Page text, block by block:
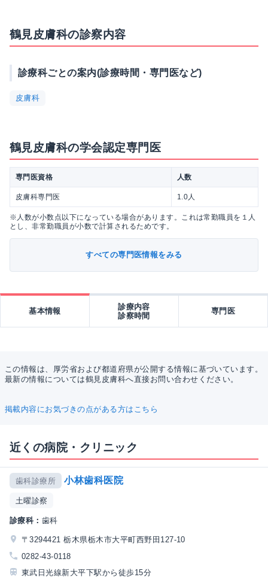
鶴見皮膚科の診察内容
診療科ごとの案内(診療時間・専門医など)
皮膚科
鶴見皮膚科の学会認定専門医
専門医資格 人数
皮膚科専門医 1.0人
※人数が小数点以下になっている場合があります。これは常勤職員を１人
とし、非常勤職員が小数で計算されるためです。
すべての専門医情報をみる
基本情報
診療内容
診察時間
専門医
この情報は、厚労省および都道府県が公開する情報に基づいています。
最新の情報については鶴見皮膚科へ直接お問い合わせください。
掲載内容にお気づきの点がある方はこちら
近くの病院・クリニック
歯科診療所 小林歯科医院
土曜診察
診療科： 歯科
〒3294421 栃木県栃木市大平町西野田127-10
0282-43-0118
東武日光線新大平下駅から徒歩15分